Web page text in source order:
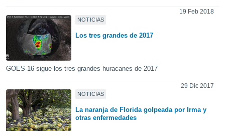
permite
seguir
contenido
coste.
botón
a la
la
todas
ACEPTAR
CONFIGURACIÓN
NOTICIAS
19 Feb 2018
Los tres grandes de 2017
GOES-16 sigue los tres grandes huracanes de 2017
NOTICIAS
29 Dic 2017
La naranja de Florida golpeada por Irma y
otras enfermedades